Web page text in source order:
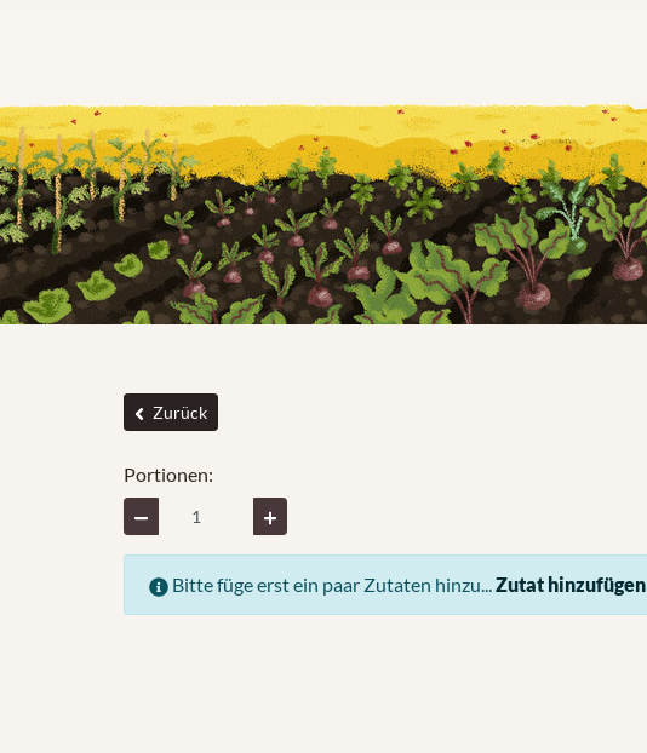
Zurück
Portionen:
Bitte füge erst ein paar Zutaten hinzu...Zutat hinzufügen